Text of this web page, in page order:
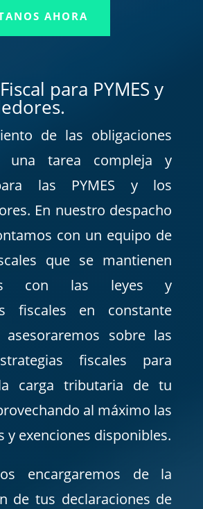
AHORA
para PYMES y
de las obligaciones
una tarea compleja y
las PYMES y los
En nuestro despacho
con un equipo de
que se mantienen
con las leyes y
fiscales en constante
asesoraremos sobre las
fiscales para
carga tributaria de tu
al máximo las
y exenciones disponibles.
encargaremos de la
de tus declaraciones de